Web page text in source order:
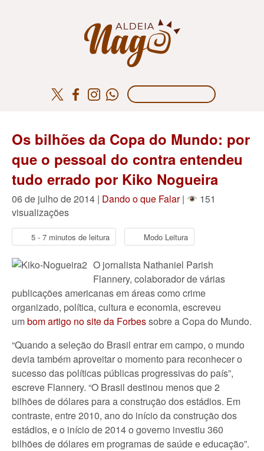
Os bilhões da Copa do Mundo: por
que o pessoal do contra entendeu
tudo errado por Kiko Nogueira
06 de julho de 2014 | Dando o que Falar|
151
visualizações
5 - 7 minutos de leitura Modo Leitura
O jornalista Nathaniel Parish
Flannery, colaborador de várias
publicações americanas em áreas como crime
organizado, política, cultura e economia, escreveu
umbom artigo no site da Forbessobre a Copa do Mundo.
“Quando a seleção do Brasil entrar em campo, o mundo
devia também aproveitar o momento para reconhecer o
sucesso das políticas públicas progressivas do país”,
escreve Flannery. “O Brasil destinou menos que 2
bilhões de dólares para a construção dos estádios. Em
contraste, entre 2010, ano do início da construção dos
estádios, e o início de 2014 o governo investiu 360
bilhões de dólares em programas de saúde e educação”.